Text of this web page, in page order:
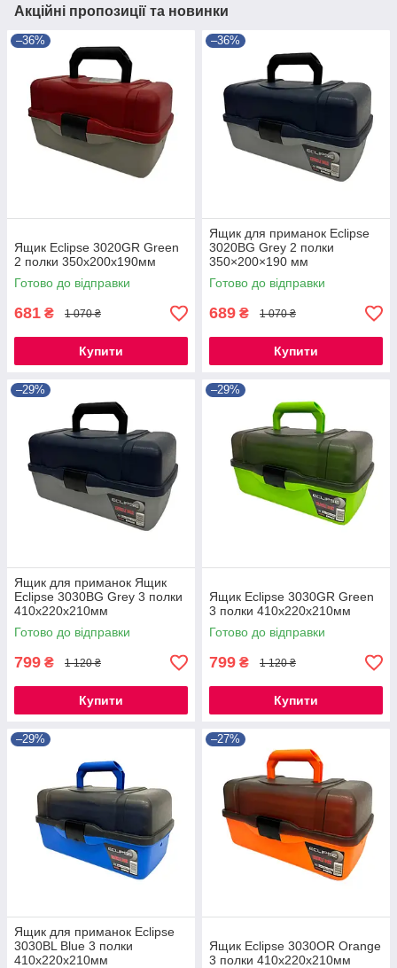
Акційні пропозиції та новинки
–36%
Ящик Eclipse 3020GR Green
2 полки 350x200x190мм
Готово до відправки
681 ₴ 1 070 ₴
Купити
–36%
Ящик для приманок Eclipse
3020BG Grey 2 полки
350×200×190 мм
Готово до відправки
689 ₴ 1 070 ₴
Купити
–29%
Ящик для приманок Ящик
Eclipse 3030BG Grey 3 полки
410x220x210мм
Готово до відправки
799 ₴ 1 120 ₴
Купити
–29%
Ящик Eclipse 3030GR Green
3 полки 410x220x210мм
Готово до відправки
799 ₴ 1 120 ₴
Купити
–29%
Ящик для приманок Eclipse
3030BL Blue 3 полки
410x220x210мм
–27%
Ящик Eclipse 3030OR Orange
3 полки 410x220x210мм